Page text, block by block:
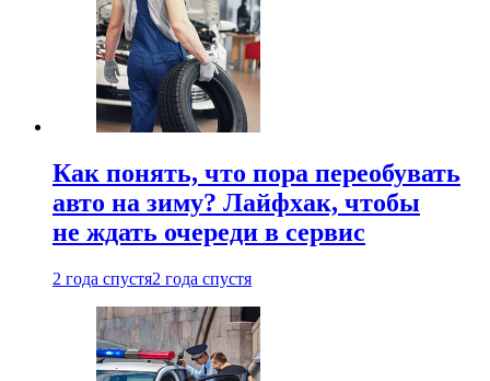
Как понять, что пора переобувать
авто на зиму? Лайфхак, чтобы
не ждать очереди в сервис
2 года спустя2 года спустя